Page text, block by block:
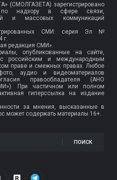
(СМОЛГАЗЕТА) зарегистрировано
надзору в сфере связи,
и массовых коммуникаций
СМИ: серия Эл №
г.
редакция СМИ».
опубликованные на сайте,
российским и международным
праве и смежных правах. Любое
аудио и видеоматериалов
правообладателя (АНО
При частичном или полном
гиперссылка на издание
за мнения, высказанные в
может содержать материалы 16+.
ПОИСК